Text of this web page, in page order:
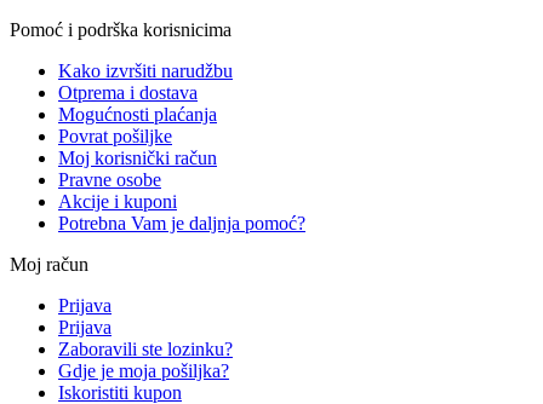
Pomoć i podrška korisnicima
Kako izvršiti narudžbu
Otprema i dostava
Mogućnosti plaćanja
Povrat pošiljke
Moj korisnički račun
Pravne osobe
Akcije i kuponi
Potrebna Vam je daljnja pomoć?
Moj račun
Prijava
Prijava
Zaboravili ste lozinku?
Gdje je moja pošiljka?
Iskoristiti kupon